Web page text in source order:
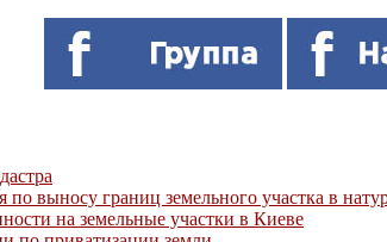
по выносу границ земельного участка в
на земельные участки в Киеве